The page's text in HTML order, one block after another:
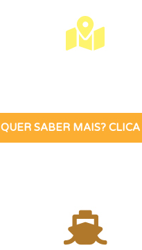
QUER SABER MAIS?